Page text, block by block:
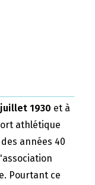
1930 et à
athlétique
années 40
Pourtant ce